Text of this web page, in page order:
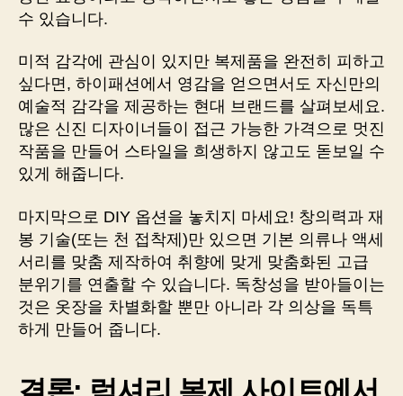
수 있습니다.
미적 감각에 관심이 있지만 복제품을 완전히 피하고
싶다면, 하이패션에서 영감을 얻으면서도 자신만의
예술적 감각을 제공하는 현대 브랜드를 살펴보세요.
많은 신진 디자이너들이 접근 가능한 가격으로 멋진
작품을 만들어 스타일을 희생하지 않고도 돋보일 수
있게 해줍니다.
마지막으로 DIY 옵션을 놓치지 마세요! 창의력과 재
봉 기술(또는 천 접착제)만 있으면 기본 의류나 액세
서리를 맞춤 제작하여 취향에 맞게 맞춤화된 고급
분위기를 연출할 수 있습니다. 독창성을 받아들이는
것은 옷장을 차별화할 뿐만 아니라 각 의상을 독특
하게 만들어 줍니다.